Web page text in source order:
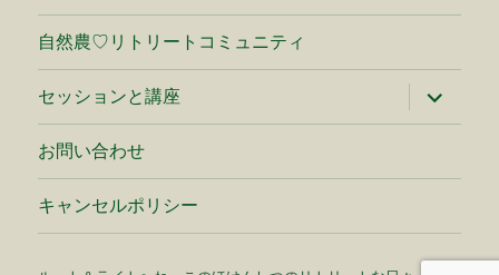
ー
開
自然農♡リトリートコミュニティ
セッションと講座
サ
ブ
メ
ー
開
お問い合わせ
キャンセルポリシー